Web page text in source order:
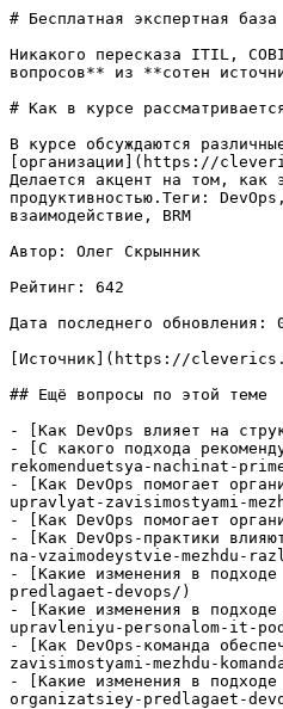
# Бесплатная экспертная
Никакого пересказа ITIL,
вопросов** из **сотен
# Как в курсе
В курсе обсуждаются
[организации](https://
Делается акцент на том, как
продуктивностью.Теги:
взаимодействие, BRM
Автор: Олег Скрынник
Рейтинг: 642
Дата последнего обновления:
[Источник](https://
## Ещё вопросы по этой теме
- [Как DevOps влияет на
- [С какого подхода
rekomenduetsya-nachinat-
- [Как DevOps помогает
upravlyat-zavisimostyami-
- [Как DevOps помогает
- [Как DevOps-практики
na-vzaimodeystvie-mezhdu-
- [Какие изменения в
predlagaet-devops/)
- [Какие изменения в
upravleniyu-personalom-it-
- [Как DevOps-команда
zavisimostyami-mezhdu-
- [Какие изменения в
organizatsiey-predlagaet-